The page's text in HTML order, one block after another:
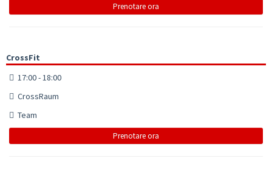
Prenotare ora
CrossFit
17:00 - 18:00
CrossRaum
Team
Prenotare ora